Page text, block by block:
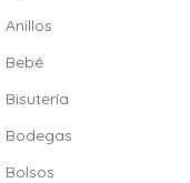
Anillos
Bebé
Bisutería
Bodegas
Bolsos